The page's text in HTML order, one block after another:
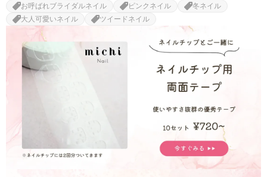
お呼ばれブライダルネイル
ピンクネイル
冬ネイル
大人可愛いネイル
ツイードネイル